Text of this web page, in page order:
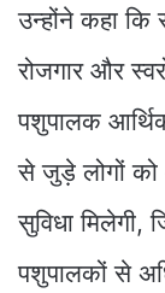
उन्होंने कहा कि
रोजगार और
पशुपालक
से जुड़े लोगों
सुविधा मिलेगी,
पशुपालकों से